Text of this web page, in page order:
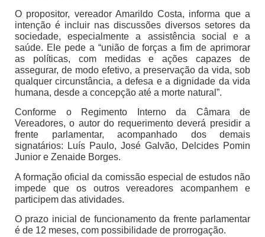
O propositor, vereador Amarildo Costa, informa que a
intenção é incluir nas discussões diversos setores da
sociedade, especialmente a assistência social e a
saúde. Ele pede a “união de forças a fim de aprimorar
as políticas, com medidas e ações capazes de
assegurar, de modo efetivo, a preservação da vida, sob
qualquer circunstância, a defesa e a dignidade da vida
humana, desde a concepção até a morte natural”.
Conforme o Regimento Interno da Câmara de
Vereadores, o autor do requerimento deverá presidir a
frente parlamentar, acompanhado dos demais
signatários: Luís Paulo, José Galvão, Delcides Pomin
Junior e Zenaide Borges.
A formação oficial da comissão especial de estudos não
impede que os outros vereadores acompanhem e
participem das atividades.
O prazo inicial de funcionamento da frente parlamentar
é de 12 meses, com possibilidade de prorrogação.